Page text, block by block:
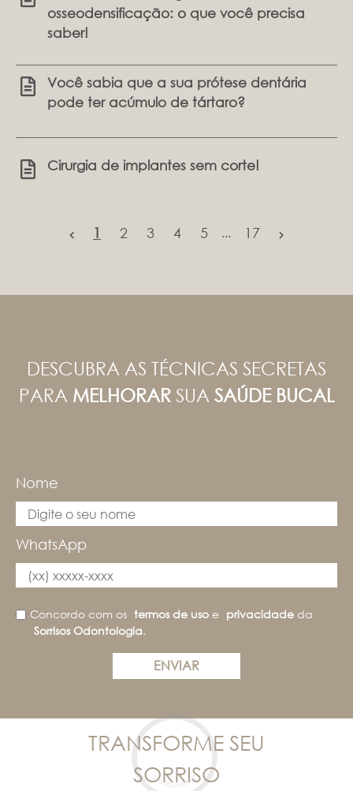
osseodensificação: o que você precisa
saber!
Você sabia que a sua prótese dentária
pode ter acúmulo de tártaro?
Cirurgia de implantes sem corte!
1 2 3 4 5 ... 17
DESCUBRA AS TÉCNICAS SECRETAS
PARA MELHORARSUA SAÚDE BUCAL
Nome
WhatsApp
Concordo com os termos de uso e privacidade da
Sorrisos Odontologia.
ENVIAR
TRANSFORME SEU
SORRISO